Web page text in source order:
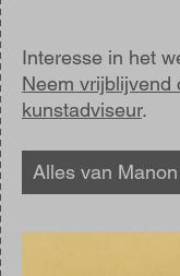
Interesse in het
Neem vrijblijvend
kunstadviseur.
Alles van